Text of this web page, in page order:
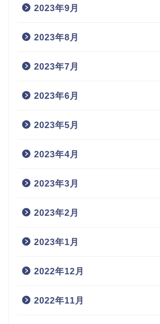
2023年9月
2023年8月
2023年7月
2023年6月
2023年5月
2023年4月
2023年3月
2023年2月
2023年1月
2022年12月
2022年11月